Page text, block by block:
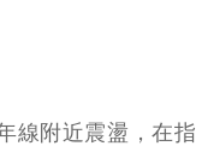
線附近震盪，在指